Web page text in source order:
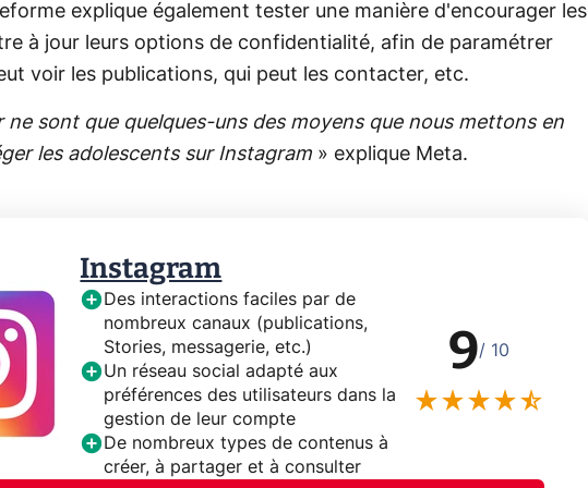
explique également tester une manière d'encourager les
à jour leurs options de confidentialité, afin de paramétrer
voir les publications, qui peut les contacter, etc.
ne sont que quelques-uns des moyens que nous mettons en
les adolescents sur Instagram » explique Meta.
Instagram
Des interactions faciles par de
nombreux canaux (publications,
Stories, messagerie, etc.)
Un réseau social adapté aux
préférences des utilisateurs dans la
gestion de leur compte
De nombreux types de contenus à
créer, à partager et à consulter
9/ 10